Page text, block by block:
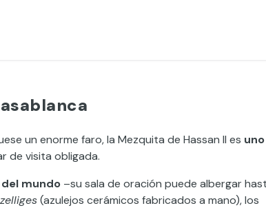
un enorme faro, la Mezquita de Hassan II es uno
de visita obligada.
mundo –su sala de oración puede albergar
zelliges(azulejos cerámicos fabricados a mano), los